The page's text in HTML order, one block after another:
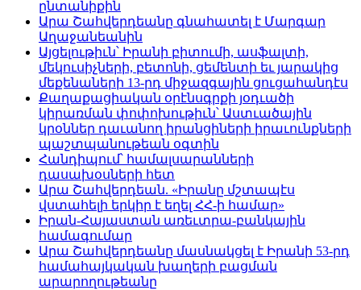
ընտանիքին
Արա Շահվերդեանը գնահատել է Մարգար
Աղաջանեանին
Այցելութիւն՝ Իրանի բիտումի, ասֆալտի,
մեկուսիչների, բետոնի, ցեմենտի եւ յարակից
մեքենաների 13-րդ միջազգային ցուցահանդէս
Քաղաքացիական օրէնսգրքի յօդւածի
կիրառման փոփոխութիւն՝ Աստւածային
կրօններ դաւանող իրանցիների իրաւունքների
պաշտպանութեան օգտին
Հանդիպում՝ համալսարանների
դասախօսների հետ
Արա Շահվերդեան. «Իրանը մշտապէս
վստահելի երկիր է եղել ՀՀ-ի համար»
Իրան-Հայաստան առեւտրա-բանկային
համագումար
Արա Շահվերդեանը մասնակցել է Իրանի 53-րդ
համահայկական խաղերի բացման
արարողութեանը